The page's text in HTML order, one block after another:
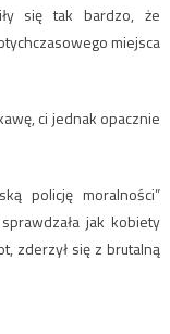
się tak bardzo, że
miejsca
ci jednak opacznie
policję moralności”
jak kobiety
zderzył się z brutalną